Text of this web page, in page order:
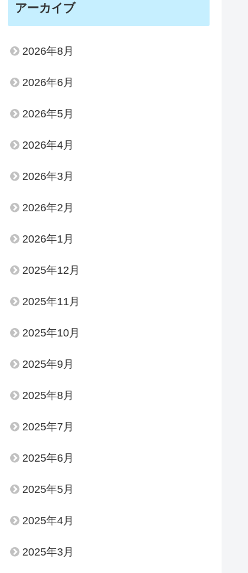
アーカイブ
2026年8月
2026年6月
2026年5月
2026年4月
2026年3月
2026年2月
2026年1月
2025年12月
2025年11月
2025年10月
2025年9月
2025年8月
2025年7月
2025年6月
2025年5月
2025年4月
2025年3月